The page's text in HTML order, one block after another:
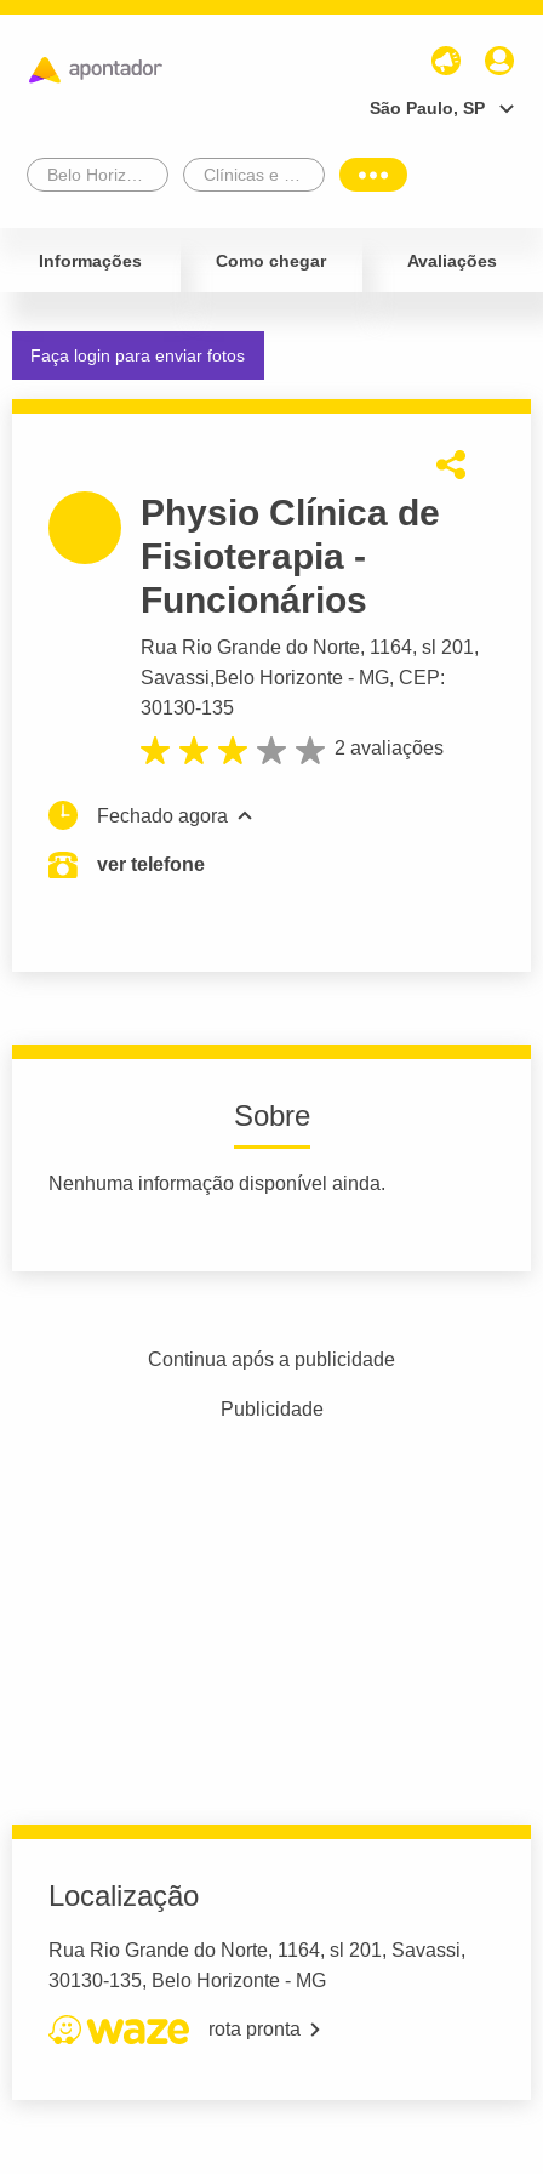
São Paulo, SP
Informações Como chegar Avaliações
Faça login para enviar fotos
Physio Clínica de
Fisioterapia -
Funcionários
Rua Rio Grande do Norte, 1164, sl 201,
Savassi,Belo Horizonte - MG, CEP:
30130-135
2 avaliações
Fechado agora
ver telefone
Sobre
Nenhuma informação disponível ainda.
Continua após a publicidade
Publicidade
Localização
Rua Rio Grande do Norte, 1164, sl 201, Savassi,
30130-135, Belo Horizonte - MG
rota pronta